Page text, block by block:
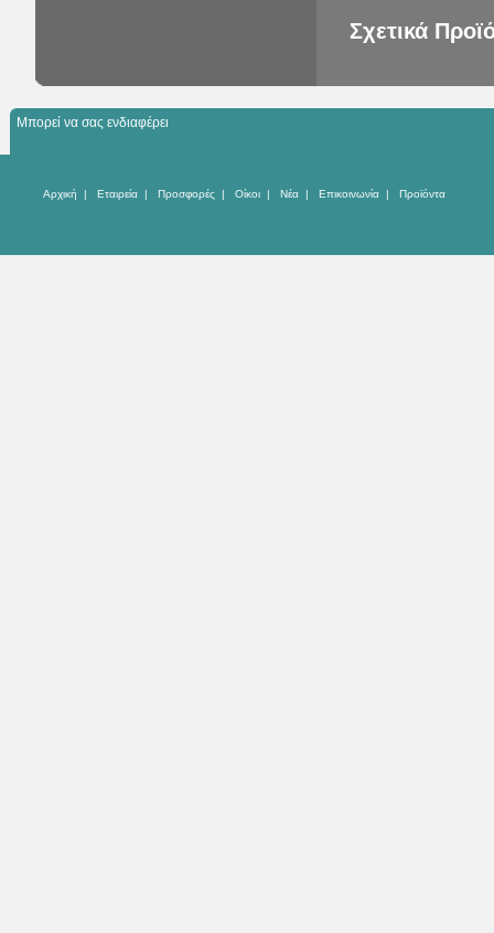
Σχετικά
Μπορεί να σας ενδιαφέρει
Αρχική | Εταιρεία | Προσφορές | Οίκοι | Νέα | Επικοινωνία | Προϊόντα